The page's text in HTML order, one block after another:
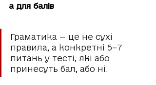
а для балів
Граматика — це не сухі
правила, а конкретні 5–7
питань у тесті, які або
принесуть бал, або ні.